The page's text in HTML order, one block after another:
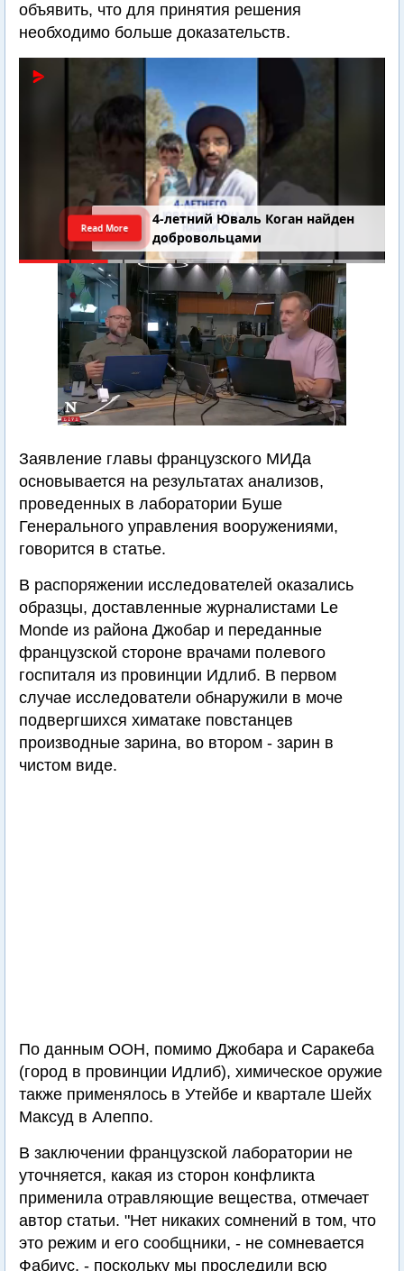
объявить, что для принятия решения
необходимо больше доказательств.
4-летний Юваль Коган найден
добровольцами
Read More
Заявление главы французского МИДа
основывается на результатах анализов,
проведенных в лаборатории Буше
Генерального управления вооружениями,
говорится в статье.
В распоряжении исследователей оказались
образцы, доставленные журналистами Le
Monde из района Джобар и переданные
французской стороне врачами полевого
госпиталя из провинции Идлиб. В первом
случае исследователи обнаружили в моче
подвергшихся химатаке повстанцев
производные зарина, во втором - зарин в
чистом виде.
По данным ООН, помимо Джобара и Саракеба
(город в провинции Идлиб), химическое оружие
также применялось в Утейбе и квартале Шейх
Максуд в Алеппо.
В заключении французской лаборатории не
уточняется, какая из сторон конфликта
применила отравляющие вещества, отмечает
автор статьи. "Нет никаких сомнений в том, что
это режим и его сообщники, - не сомневается
Фабиус, - поскольку мы проследили всю